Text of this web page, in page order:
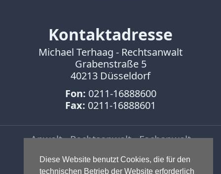
Diese Website benutzt Cookies, die für den
technischen Betrieb der Website erforderlich
Facebook
Markenrecht
Persönlichkeitsrecht
Kontaktadresse
Michael Terhaag - Rechtsanwalt
Grabenstraße 5
40213 Düsseldorf
Fon: 0211-16888600
Fax: 0211-16888601
Anwalt - Rechtsanwalt - Fachanwalt
Fachanwalt für IT-Recht -